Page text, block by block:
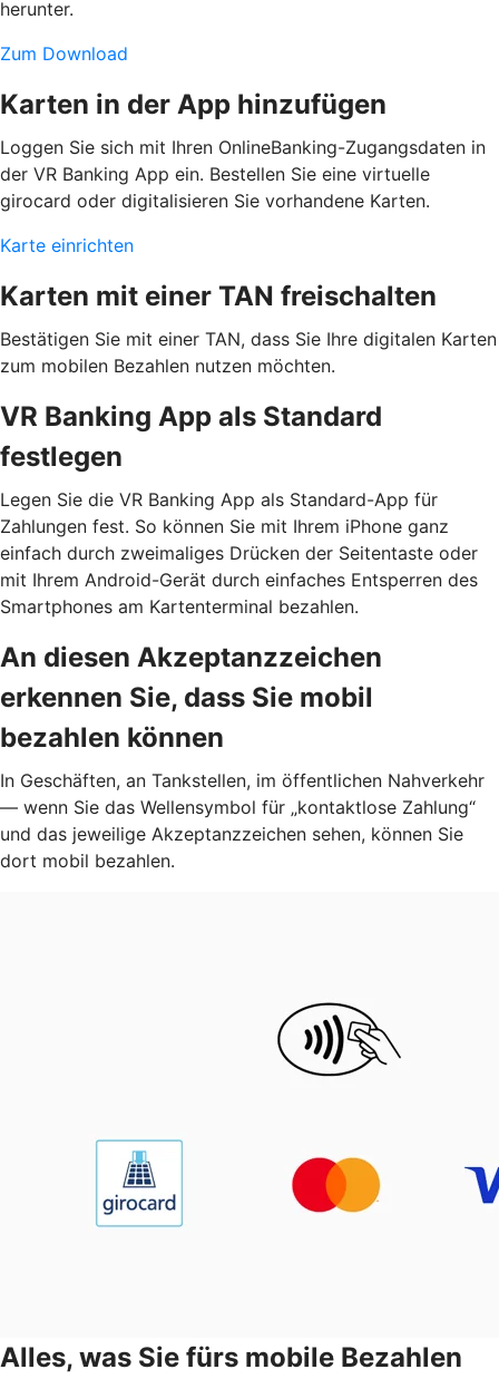
herunter.
Zum Download
Karten in der App hinzufügen
Loggen Sie sich mit Ihren OnlineBanking-Zugangsdaten in
der VR Banking App ein. Bestellen Sie eine virtuelle
girocard oder digitalisieren Sie vorhandene Karten.
Karte einrichten
Karten mit einer TAN freischalten
Bestätigen Sie mit einer TAN, dass Sie Ihre digitalen Karten
zum mobilen Bezahlen nutzen möchten.
VR Banking App als Standard
festlegen
Legen Sie die VR Banking App als Standard-App für
Zahlungen fest. So können Sie mit Ihrem iPhone ganz
einfach durch zweimaliges Drücken der Seitentaste oder
mit Ihrem Android-Gerät durch einfaches Entsperren des
Smartphones am Kartenterminal bezahlen.
An diesen Akzeptanzzeichen
erkennen Sie, dass Sie mobil
bezahlen können
In Geschäften, an Tankstellen, im öffentlichen Nahverkehr
— wenn Sie das Wellensymbol für „kontaktlose Zahlung“
und das jeweilige Akzeptanzzeichen sehen, können Sie
dort mobil bezahlen.
Alles, was Sie fürs mobile Bezahlen